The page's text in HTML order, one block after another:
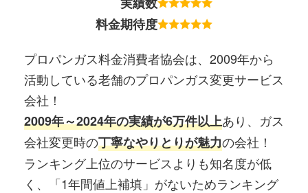
料金期待度
プロパンガス料金消費者協会は、2009年から
活動している老舗のプロパンガス変更サービス
会社！
2009年～2024年の実績が6万件以上あり、ガス
会社変更時の丁寧なやりとりが魅力の会社！
ランキング上位のサービスよりも知名度が低
く、「1年間値上補填」がないためランキング